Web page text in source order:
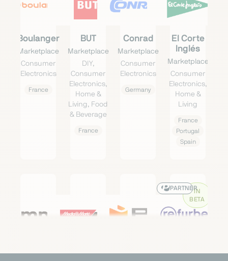
Boulanger
Marketplace
Consumer
Electronics
France
BUT
Marketplace
DIY,
Consumer
Electronics,
Home &
Living, Food
& Beverage
France
Conrad
Marketplace
Consumer
Electronics
Germany
El Corte
Inglés
Marketplace
Consumer
Electronics,
Home &
Living
France
Portugal
Spain
IN
BETA
PARTNER